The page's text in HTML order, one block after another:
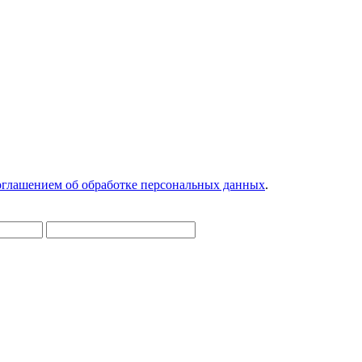
об обработке персональных данных.